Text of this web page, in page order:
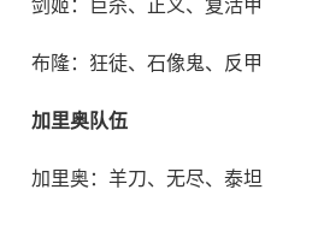
剑姬：巨杀、正义、复活甲
布隆：狂徒、石像鬼、反甲
加里奥队伍
加里奥：羊刀、无尽、泰坦